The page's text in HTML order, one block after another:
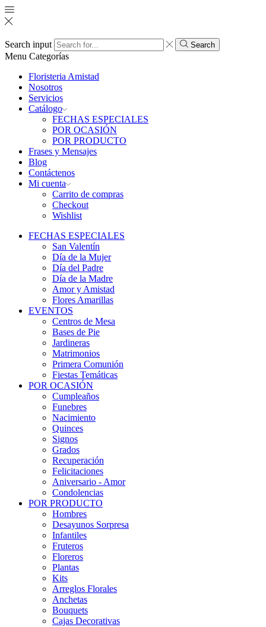
Search input Search
Menu Categorías
Floristeria Amistad
Nosotros
Servicios
Catálogo
FECHAS ESPECIALES
POR OCASIÓN
POR PRODUCTO
Frases y Mensajes
Blog
Contáctenos
Mi cuenta
Carrito de compras
Checkout
Wishlist
FECHAS ESPECIALES
San Valentín
Día de la Mujer
Día del Padre
Día de la Madre
Amor y Amistad
Flores Amarillas
EVENTOS
Centros de Mesa
Bases de Pie
Jardineras
Matrimonios
Primera Comunión
Fiestas Temáticas
POR OCASIÓN
Cumpleaños
Funebres
Nacimiento
Quinces
Signos
Grados
Recuperación
Felicitaciones
Aniversario - Amor
Condolencias
POR PRODUCTO
Hombres
Desayunos Sorpresa
Infantiles
Fruteros
Floreros
Plantas
Kits
Arreglos Florales
Anchetas
Bouquets
Cajas Decorativas